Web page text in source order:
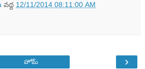
వద్ద 12/11/2014 08:11:00 AM
›
హోమ్